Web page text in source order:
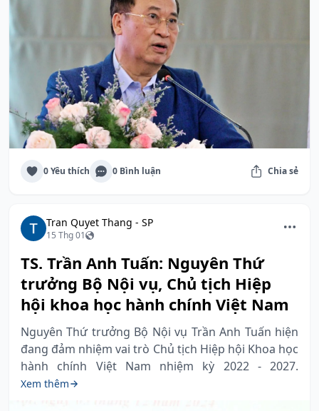
0 Yêu thích 0 Bình luận Chia sẻ
Tran Quyet Thang - SP
15 Thg 01
TS. Trần Anh Tuấn: Nguyên Thứ
trưởng Bộ Nội vụ, Chủ tịch Hiệp
hội khoa học hành chính Việt Nam
Nguyên Thứ trưởng Bộ Nội vụ Trần Anh Tuấn hiện
đang đảm nhiệm vai trò Chủ tịch Hiệp hội Khoa học
hành chính Việt Nam nhiệm kỳ 2022 - 2027.
Xem thêm